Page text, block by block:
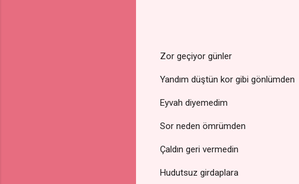
Zor geçiyor günler
Yandım düştün kor gibi gönlümden
Eyvah diyemedim
Sor neden ömrümden
Çaldın geri vermedin
Hudutsuz girdaplara